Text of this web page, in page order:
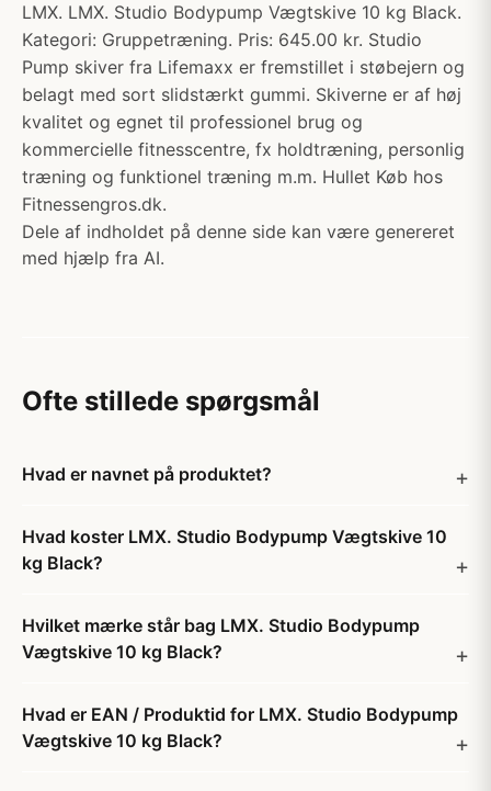
LMX. LMX. Studio Bodypump Vægtskive 10 kg Black.
Kategori: Gruppetræning. Pris: 645.00 kr. Studio
Pump skiver fra Lifemaxx er fremstillet i støbejern og
belagt med sort slidstærkt gummi. Skiverne er af høj
kvalitet og egnet til professionel brug og
kommercielle fitnesscentre, fx holdtræning, personlig
træning og funktionel træning m.m. Hullet Køb hos
Fitnessengros.dk.
Dele af indholdet på denne side kan være genereret
med hjælp fra AI.
Ofte stillede spørgsmål
Hvad er navnet på produktet?
Hvad koster LMX. Studio Bodypump Vægtskive 10
kg Black?
Hvilket mærke står bag LMX. Studio Bodypump
Vægtskive 10 kg Black?
Hvad er EAN / Produktid for LMX. Studio Bodypump
Vægtskive 10 kg Black?